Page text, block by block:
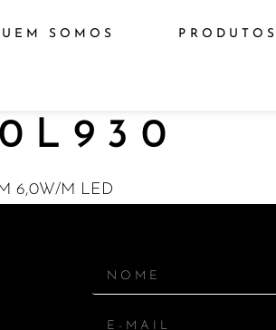
SOMOS PRODUTOS
6,0W/M LED